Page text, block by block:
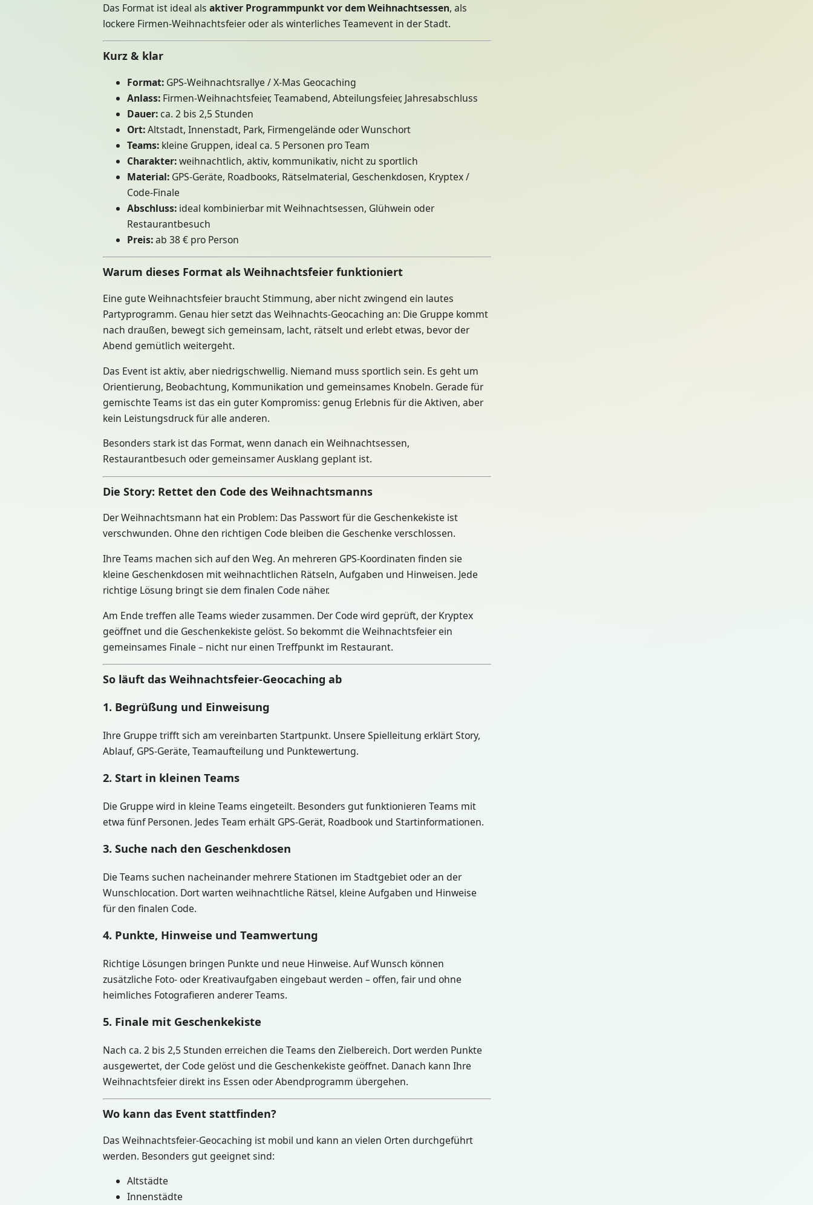
Das Format ist ideal als aktiver Programmpunkt vor dem Weihnachtsessen, als
lockere Firmen-Weihnachtsfeier oder als winterliches Teamevent in der Stadt.
Kurz & klar
Format: GPS-Weihnachtsrallye / X-Mas Geocaching
Anlass: Firmen-Weihnachtsfeier, Teamabend, Abteilungsfeier, Jahresabschluss
Dauer:ca. 2 bis 2,5 Stunden
Ort:Altstadt, Innenstadt, Park, Firmengelände oder Wunschort
Teams: kleine Gruppen, ideal ca. 5 Personen pro Team
Charakter:weihnachtlich, aktiv, kommunikativ, nicht zu sportlich
Material: GPS-Geräte, Roadbooks, Rätselmaterial, Geschenkdosen, Kryptex /
Code-Finale
Abschluss: ideal kombinierbar mit Weihnachtsessen, Glühwein oder
Restaurantbesuch
Preis:ab 38 € pro Person
Warum dieses Format als Weihnachtsfeier funktioniert
Eine gute Weihnachtsfeier braucht Stimmung, aber nicht zwingend ein lautes
Partyprogramm. Genau hier setzt das Weihnachts-Geocaching an: Die Gruppe kommt
nach draußen, bewegt sich gemeinsam, lacht, rätselt und erlebt etwas, bevor der
Abend gemütlich weitergeht.
Das Event ist aktiv, aber niedrigschwellig. Niemand muss sportlich sein. Es geht um
Orientierung, Beobachtung, Kommunikation und gemeinsames Knobeln. Gerade für
gemischte Teams ist das ein guter Kompromiss: genug Erlebnis für die Aktiven, aber
kein Leistungsdruck für alle anderen.
Besonders stark ist das Format, wenn danach ein Weihnachtsessen,
Restaurantbesuch oder gemeinsamer Ausklang geplant ist.
Die Story: Rettet den Code des Weihnachtsmanns
Der Weihnachtsmann hat ein Problem: Das Passwort für die Geschenkekiste ist
verschwunden. Ohne den richtigen Code bleiben die Geschenke verschlossen.
Ihre Teams machen sich auf den Weg. An mehreren GPS-Koordinaten finden sie
kleine Geschenkdosen mit weihnachtlichen Rätseln, Aufgaben und Hinweisen. Jede
richtige Lösung bringt sie dem finalen Code näher.
Am Ende treffen alle Teams wieder zusammen. Der Code wird geprüft, der Kryptex
geöffnet und die Geschenkekiste gelöst. So bekommt die Weihnachtsfeier ein
gemeinsames Finale – nicht nur einen Treffpunkt im Restaurant.
So läuft das Weihnachtsfeier-Geocaching ab
1. Begrüßung und Einweisung
Ihre Gruppe trifft sich am vereinbarten Startpunkt. Unsere Spielleitung erklärt Story,
Ablauf, GPS-Geräte, Teamaufteilung und Punktewertung.
2. Start in kleinen Teams
Die Gruppe wird in kleine Teams eingeteilt. Besonders gut funktionieren Teams mit
etwa fünf Personen. Jedes Team erhält GPS-Gerät, Roadbook und Startinformationen.
3. Suche nach den Geschenkdosen
Die Teams suchen nacheinander mehrere Stationen im Stadtgebiet oder an der
Wunschlocation. Dort warten weihnachtliche Rätsel, kleine Aufgaben und Hinweise
für den finalen Code.
4. Punkte, Hinweise und Teamwertung
Richtige Lösungen bringen Punkte und neue Hinweise. Auf Wunsch können
zusätzliche Foto- oder Kreativaufgaben eingebaut werden – offen, fair und ohne
heimliches Fotografieren anderer Teams.
5. Finale mit Geschenkekiste
Nach ca. 2 bis 2,5 Stunden erreichen die Teams den Zielbereich. Dort werden Punkte
ausgewertet, der Code gelöst und die Geschenkekiste geöffnet. Danach kann Ihre
Weihnachtsfeier direkt ins Essen oder Abendprogramm übergehen.
Wo kann das Event stattfinden?
Das Weihnachtsfeier-Geocaching ist mobil und kann an vielen Orten durchgeführt
werden. Besonders gut geeignet sind:
Altstädte
Innenstädte